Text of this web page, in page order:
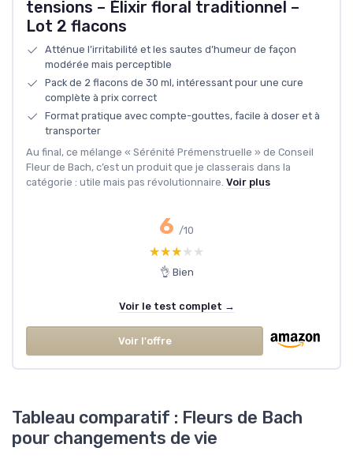
tensions – Élixir floral traditionnel –
Lot 2 flacons
Atténue l’irritabilité et les sautes d’humeur de façon
modérée mais perceptible
Pack de 2 flacons de 30 ml, intéressant pour une cure
complète à prix correct
Format pratique avec compte-gouttes, facile à doser et à
transporter
Au final, ce mélange « Sérénité Prémenstruelle » de Conseil
Fleur de Bach, c’est un produit que je classerais dans la
catégorie : utile mais pas révolutionnaire. Voir plus
6 /10
★★★★★
★★★★★
👌 Bien
Voir le test complet →
Voir l'offre
Tableau comparatif : Fleurs de Bach
pour changements de vie